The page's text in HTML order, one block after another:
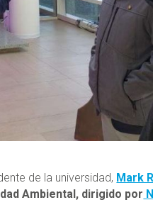
de la universidad, Mark
Ambiental, dirigido por